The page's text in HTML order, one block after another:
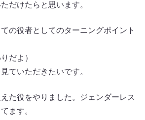
だけたらと思います。
の役者としてのターニングポイント
だよ）
ていただきたいです。
た役をやりました。ジェンダーレス
ます。